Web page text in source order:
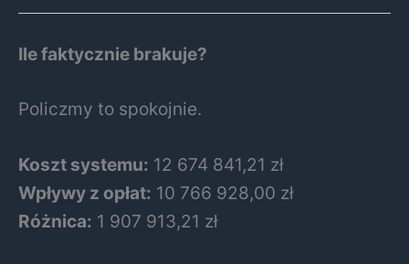
Ile faktycznie brakuje?
Policzmy to spokojnie.
Koszt systemu: 12 674 841,21 zł
Wpływy z opłat: 10 766 928,00 zł
Różnica: 1 907 913,21 zł